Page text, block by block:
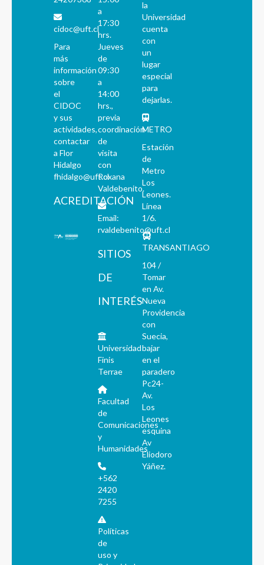
cidoc@uft.cl
Para
más
información
sobre
el
CIDOC
y sus
actividades,
contactar
a Flor
Hidalgo
fhidalgo@uft.cl
ACREDITACIÓN
a
17:30
hrs.
Jueves
de
09:30
a
14:00
hrs.,
previa
coordinación
de
visita
con
Roxana
Valdebenito.
Email:
rvaldebenito@uft.cl
SITIOS
DE
INTERÉS
Universidad
Finis
Terrae
Facultad
de
Comunicaciones
y
Humanidades
+562
2420
7255
Políticas
de
uso y
la
Universidad
cuenta
con
un
lugar
especial
para
dejarlas.
METRO
Estación
de
Metro
Los
Leones.
Línea
1/6.
TRANSANTIAGO
104 /
Tomar
en Av.
Nueva
Providencia
con
Suecia,
bajar
en el
paradero
Pc24-
Av.
Los
Leones
esquina
Av
Eliodoro
Yáñez.